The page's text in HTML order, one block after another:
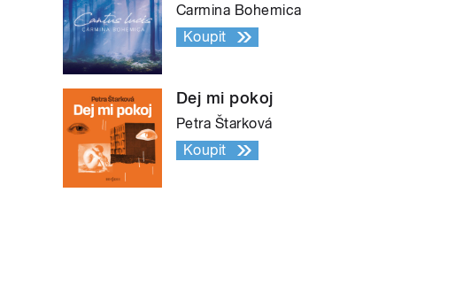
Carmina Bohemica
Koupit
Dej mi pokoj
Petra Štarková
Koupit